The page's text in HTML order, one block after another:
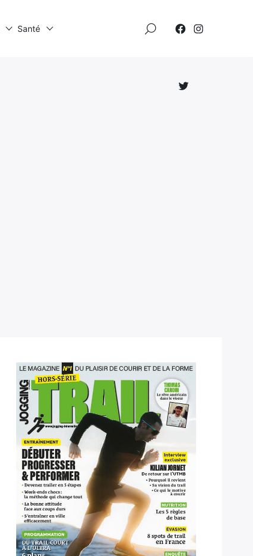
Santé
Élément